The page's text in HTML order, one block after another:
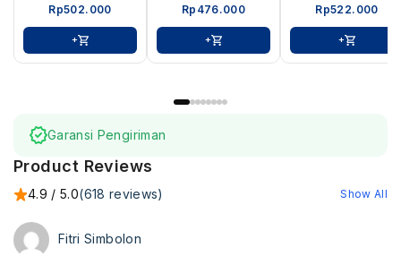
Rp502.000
+
Rp 476.000
+
Rp522.000
+
Garansi Pengiriman
Product Reviews
4.9 / 5.0(618 reviews) Show All
Fitri Simbolon